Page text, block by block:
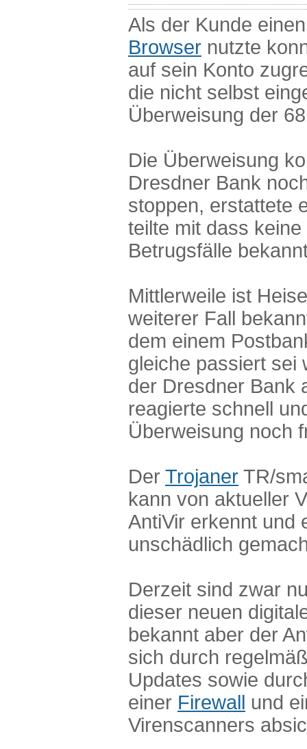
Als der Kunde
Browser nutzte
auf sein Konto
die nicht selbst
Überweisung der
Die Überweisung
Dresdner Bank
stoppen, erstattete
teilte mit dass
Betrugsfälle
Mittlerweile ist
weiterer Fall
dem einem
gleiche passiert sei
der Dresdner Bank
reagierte schnell
Überweisung noch
Der Trojaner TR/
kann von aktueller
AntiVir erkennt und
unschädlich
Derzeit sind zwar
dieser neuen
bekannt aber der
sich durch
Updates sowie
einer Firewall und
Virenscanners